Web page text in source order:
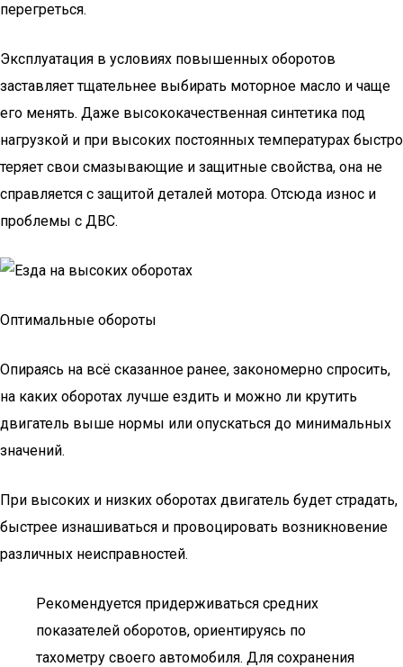
перегреться.
Эксплуатация в условиях повышенных оборотов
заставляет тщательнее выбирать моторное масло и чаще
его менять. Даже высококачественная синтетика под
нагрузкой и при высоких постоянных температурах быстро
теряет свои смазывающие и защитные свойства, она не
справляется с защитой деталей мотора. Отсюда износ и
проблемы с ДВС.
Оптимальные обороты
Опираясь на всё сказанное ранее, закономерно спросить,
на каких оборотах лучше ездить и можно ли крутить
двигатель выше нормы или опускаться до минимальных
значений.
При высоких и низких оборотах двигатель будет страдать,
быстрее изнашиваться и провоцировать возникновение
различных неисправностей.
Рекомендуется придерживаться средних
показателей оборотов, ориентируясь по
тахометру своего автомобиля. Для сохранения